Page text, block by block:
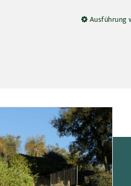
Ausführung